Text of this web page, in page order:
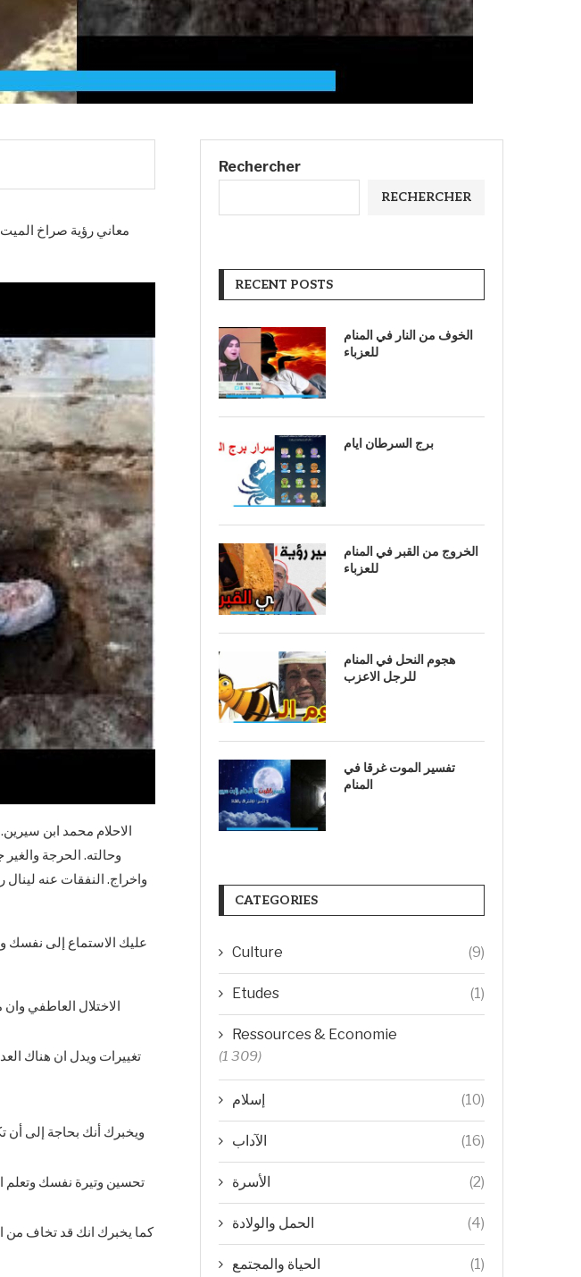
معاني رؤية صراخ
الاحلام محمد ابن
وحالته. الحرجة
واخراج. النفقات عنه
عليك الاستماع إلى نفسك
الاختلال العاطفي
تغييرات ويدل ان هناك
ويخبرك أنك بحاجة إلى
تحسين وتيرة نفسك وتعلم
كما يخبرك انك قد تخاف من
Rechercher
RECHERCHER
RECENT POSTS
الخوف من النار في المنام
للعزباء
برج السرطان ايام
الخروج من القبر في المنام
للعزباء
هجوم النحل في المنام
للرجل الاعزب
تفسير الموت غرقا في
المنام
CATEGORIES
Culture (9)
Etudes (1)
Ressources & Economie
(1 309)
إسلام (10)
الآداب (16)
الأسرة (2)
الحمل والولادة (4)
الحياة والمجتمع (1)